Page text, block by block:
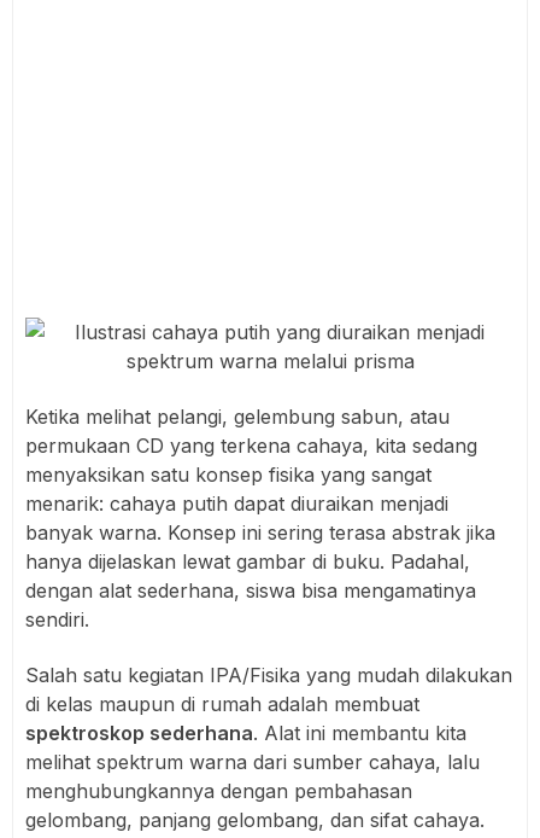
Ketika melihat pelangi, gelembung sabun, atau
permukaan CD yang terkena cahaya, kita sedang
menyaksikan satu konsep fisika yang sangat
menarik: cahaya putih dapat diuraikan menjadi
banyak warna. Konsep ini sering terasa abstrak jika
hanya dijelaskan lewat gambar di buku. Padahal,
dengan alat sederhana, siswa bisa mengamatinya
sendiri.
Salah satu kegiatan IPA/Fisika yang mudah dilakukan
di kelas maupun di rumah adalah membuat
spektroskop sederhana. Alat ini membantu kita
melihat spektrum warna dari sumber cahaya, lalu
menghubungkannya dengan pembahasan
gelombang, panjang gelombang, dan sifat cahaya.